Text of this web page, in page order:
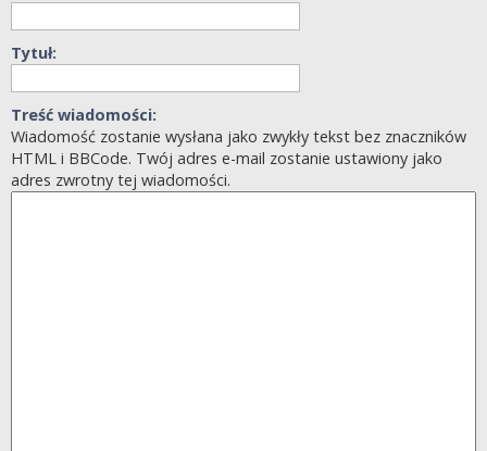
Tytuł:
Treść wiadomości:
Wiadomość zostanie wysłana jako zwykły tekst bez znaczników
HTML i BBCode. Twój adres e-mail zostanie ustawiony jako
adres zwrotny tej wiadomości.